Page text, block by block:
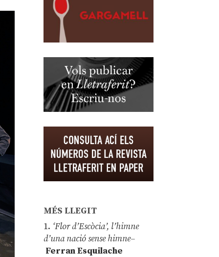
MÉS LLEGIT
1. ‘Flor d’Escòcia’, l’himne
d’una nació sense himne–
Ferran Esquilache